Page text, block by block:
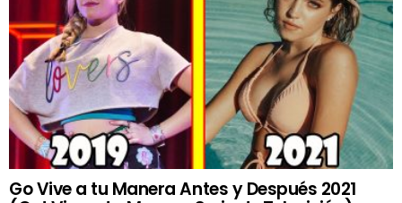
Go Vive a tu Manera Antes y Después 2021